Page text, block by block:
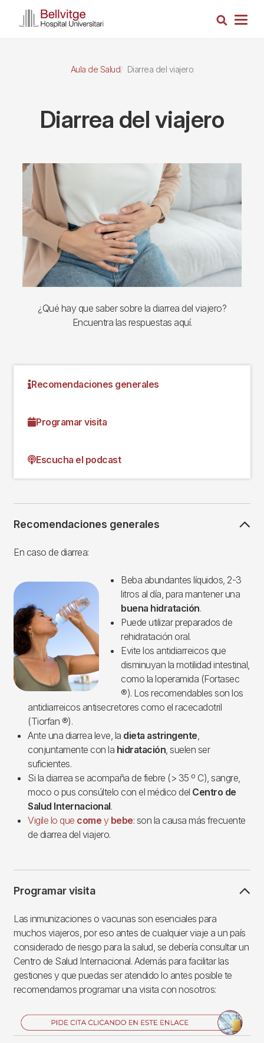
Busca
Aula de Salud Diarrea del viajero
Diarrea del viajero
Imagen
¿Qué hay que saber sobre la diarrea del viajero?
Encuentra las respuestas aquí.
Recomendaciones generales
Programar visita
Escucha el podcast
Recomendaciones generales
En caso de diarrea:
Imagen
Beba abundantes líquidos, 2-3
litros al día, para mantener una
buena hidratación.
Puede utilizar preparados de
rehidratación oral.
Evite los antidiarreicos que
disminuyan la motilidad intestinal,
como la loperamida (Fortasec
®). Los recomendables son los
antidiarreicos antisecretores como el racecadotril
(Tiorfan ®).
Ante una diarrea leve, la dieta astringente
conjuntamente con la hidratación , suelen ser
suficientes.
Si la diarrea se acompaña de fiebre (> 35 º C), sangre,
moco o pus consúltelo con el médico del Centro de
Salud Internacional.
Vigile lo que come y bebe: son la causa más frecuente
de diarrea del viajero.
Programar visita
Las inmunizaciones o vacunas son esenciales para
muchos viajeros, por eso antes de cualquier viaje a un país
considerado de riesgo para la salud, se debería consultar un
Centro de Salud Internacional. Además para facilitar las
gestiones y que puedas ser atendido lo antes posible te
recomendamos programar una visita con nosotros:
Imagen